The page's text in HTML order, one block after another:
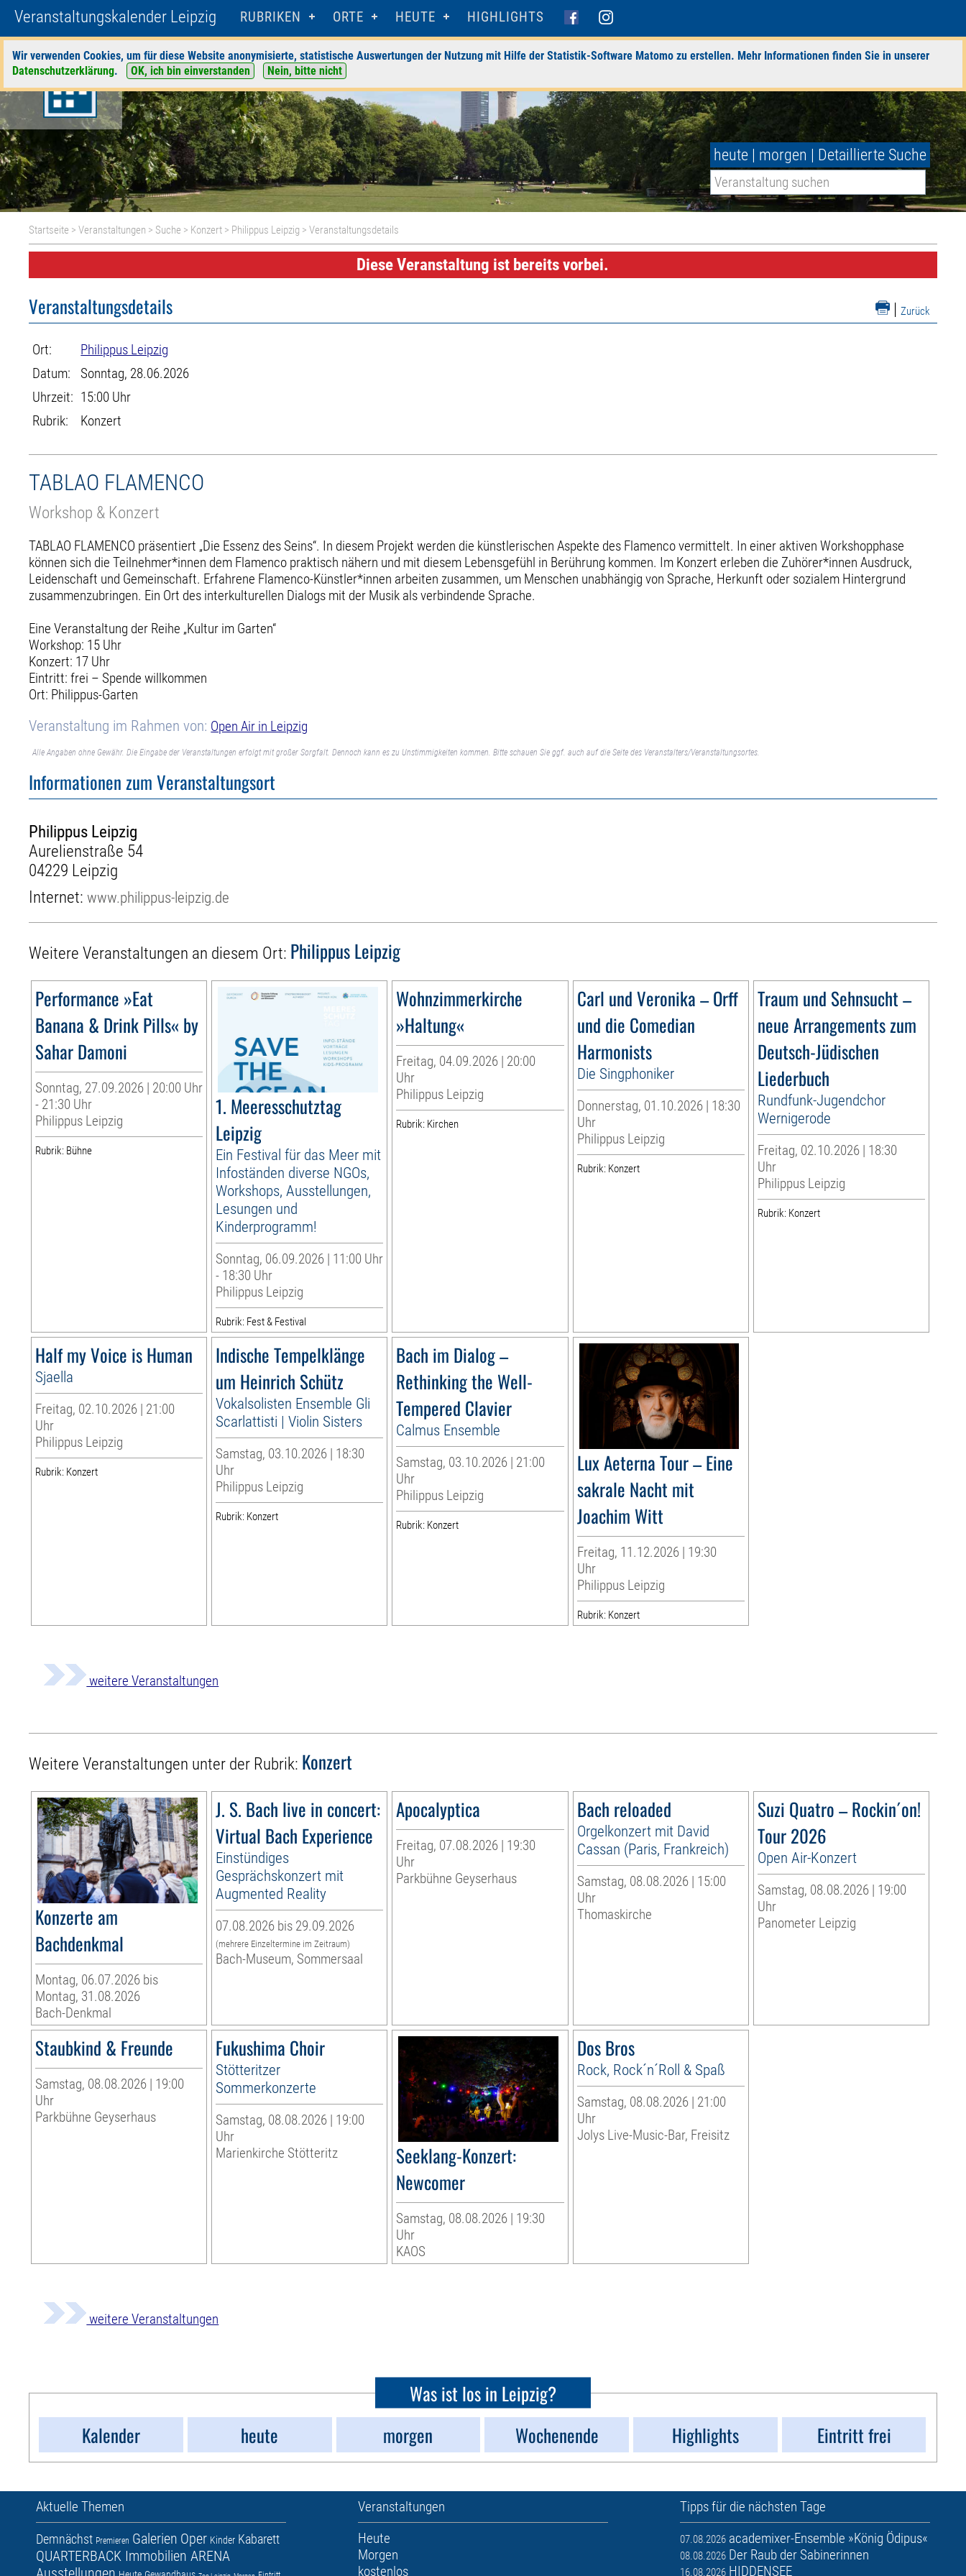
Veranstaltungskalender Leipzig RUBRIKEN ORTE HEUTE HIGHLIGHTS
Wir verwenden Cookies, um für diese Website anonymisierte, statistische Auswertungen der Nutzung mit Hilfe der Statistik-Software Matomo zu erstellen. Mehr Informationen finden Sie in unserer
Datenschutzerklärung. OK, ich bin einverstanden Nein, bitte nicht
heute | morgen | Detaillierte Suche
Startseite >Veranstaltungen > Suche > Konzert > Philippus Leipzig > Veranstaltungsdetails
Diese Veranstaltung ist bereits vorbei.
| Zurück
Veranstaltungsdetails
Ort:
Philippus Leipzig
Datum:
Sonntag, 28.06.2026
Uhrzeit: 15:00 Uhr
Rubrik:
Konzert
TABLAO FLAMENCO
Workshop & Konzert
TABLAO FLAMENCO präsentiert „Die Essenz des Seins“. In diesem Projekt werden die künstlerischen Aspekte des Flamenco vermittelt. In einer aktiven Workshopphase
können sich die Teilnehmer*innen dem Flamenco praktisch nähern und mit diesem Lebensgefühl in Berührung kommen. Im Konzert erleben die Zuhörer*innen Ausdruck,
Leidenschaft und Gemeinschaft. Erfahrene Flamenco-Künstler*innen arbeiten zusammen, um Menschen unabhängig von Sprache, Herkunft oder sozialem Hintergrund
zusammenzubringen. Ein Ort des interkulturellen Dialogs mit der Musik als verbindende Sprache.
Eine Veranstaltung der Reihe „Kultur im Garten“
Workshop: 15 Uhr
Konzert: 17 Uhr
Eintritt: frei – Spende willkommen
Ort: Philippus-Garten
Veranstaltung im Rahmen von: Open Air in Leipzig
Alle Angaben ohne Gewähr. Die Eingabe der Veranstaltungen erfolgt mit großer Sorgfalt. Dennoch kann es zu Unstimmigkeiten kommen. Bitte schauen Sie ggf. auch auf die Seite des Veranstalters/Veranstaltungsortes.
Informationen zum Veranstaltungsort
Philippus Leipzig
Aurelienstraße 54
04229 Leipzig
Internet:www.philippus-leipzig.de
Weitere Veranstaltungen an diesem Ort: Philippus Leipzig
Performance »Eat
Banana & Drink Pills« by
Sahar Damoni
Sonntag, 27.09.2026 | 20:00 Uhr
- 21:30 Uhr
Philippus Leipzig
Rubrik: Bühne
1. Meeresschutztag
Leipzig
Ein Festival für das Meer mit
Infoständen diverse NGOs,
Workshops, Ausstellungen,
Lesungen und
Kinderprogramm!
Sonntag, 06.09.2026 | 11:00 Uhr
- 18:30 Uhr
Philippus Leipzig
Rubrik: Fest & Festival
Wohnzimmerkirche
»Haltung«
Freitag, 04.09.2026 | 20:00
Uhr
Philippus Leipzig
Rubrik: Kirchen
Carl und Veronika – Orff
und die Comedian
Harmonists
Die Singphoniker
Donnerstag, 01.10.2026 | 18:30
Uhr
Philippus Leipzig
Rubrik: Konzert
Traum und Sehnsucht –
neue Arrangements zum
Deutsch-Jüdischen
Liederbuch
Rundfunk-Jugendchor
Wernigerode
Freitag, 02.10.2026 | 18:30
Uhr
Philippus Leipzig
Rubrik: Konzert
Half my Voice is Human
Sjaella
Freitag, 02.10.2026 | 21:00
Uhr
Philippus Leipzig
Rubrik: Konzert
Indische Tempelklänge
um Heinrich Schütz
Vokalsolisten Ensemble Gli
Scarlattisti | Violin Sisters
Samstag, 03.10.2026 | 18:30
Uhr
Philippus Leipzig
Rubrik: Konzert
Bach im Dialog –
Rethinking the Well-
Tempered Clavier
Calmus Ensemble
Samstag, 03.10.2026 | 21:00
Uhr
Philippus Leipzig
Rubrik: Konzert
Lux Aeterna Tour – Eine
sakrale Nacht mit
Joachim Witt
Freitag, 11.12.2026 | 19:30
Uhr
Philippus Leipzig
Rubrik: Konzert
weitere Veranstaltungen
Weitere Veranstaltungen unter der Rubrik: Konzert
Konzerte am
Bachdenkmal
Montag, 06.07.2026 bis
Montag, 31.08.2026
Bach-Denkmal
J. S. Bach live in concert:
Virtual Bach Experience
Einstündiges
Gesprächskonzert mit
Augmented Reality
07.08.2026 bis 29.09.2026
(mehrere Einzeltermine im Zeitraum)
Bach-Museum, Sommersaal
Apocalyptica
Freitag, 07.08.2026 | 19:30
Uhr
Parkbühne Geyserhaus
Bach reloaded
Orgelkonzert mit David
Cassan (Paris, Frankreich)
Samstag, 08.08.2026 | 15:00
Uhr
Thomaskirche
Suzi Quatro – Rockin´on!
Tour 2026
Open Air-Konzert
Samstag, 08.08.2026 | 19:00
Uhr
Panometer Leipzig
Staubkind & Freunde
Samstag, 08.08.2026 | 19:00
Uhr
Parkbühne Geyserhaus
Fukushima Choir
Stötteritzer
Sommerkonzerte
Samstag, 08.08.2026 | 19:00
Uhr
Marienkirche Stötteritz
Seeklang-Konzert:
Newcomer
Samstag, 08.08.2026 | 19:30
Uhr
KAOS
Dos Bros
Rock, Rock´n´Roll & Spaß
Samstag, 08.08.2026 | 21:00
Uhr
Jolys Live-Music-Bar, Freisitz
weitere Veranstaltungen
Was ist los in Leipzig?
Kalender
heute morgen Wochenende Highlights Eintritt frei
Aktuelle Themen
Demnächst Premieren Galerien Oper Kinder Kabarett
QUARTERBACK Immobilien ARENA
Veranstaltungen
Heute
Morgen
kostenlos
Tipps für die nächsten Tage
07.08.2026 academixer-Ensemble »König Ödipus«
08.08.2026 Der Raub der Sabinerinnen
16.08.2026 HIDDENSEE